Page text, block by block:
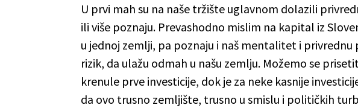
U prvi mah su na naše tržište uglavnom dolazili
ili više poznaju. Prevashodno mislim na kapital iz
u jednoj zemlji, pa poznaju i naš mentalitet i privrednu
rizik, da ulažu odmah u našu zemlju. Možemo se
krenule prve investicije, dok je za neke kasnije
da ovo trusno zemljište, trusno u smislu i političkih